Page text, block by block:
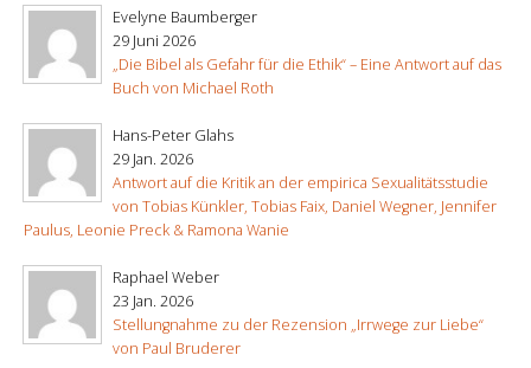
Evelyne Baumberger
29 Juni 2026
„Die Bibel als Gefahr für die Ethik“ – Eine Antwort auf das
Buch von Michael Roth
Hans-Peter Glahs
29 Jan. 2026
Antwort auf die Kritik an der empirica Sexualitätsstudie
von Tobias Künkler, Tobias Faix, Daniel Wegner, Jennifer
Paulus, Leonie Preck & Ramona Wanie
Raphael Weber
23 Jan. 2026
Stellungnahme zu der Rezension „Irrwege zur Liebe“
von Paul Bruderer